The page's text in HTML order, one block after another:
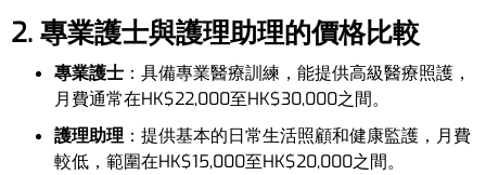
2. 專業護士與護理助理的價格比較
專業護士 ：具備專業醫療訓練，能提供高級醫療照護，
月費通常在HK$22,000至HK$30,000之間。
護理助理 ：提供基本的日常生活照顧和健康監護，月費
較低，範圍在HK$15,000至HK$20,000之間。